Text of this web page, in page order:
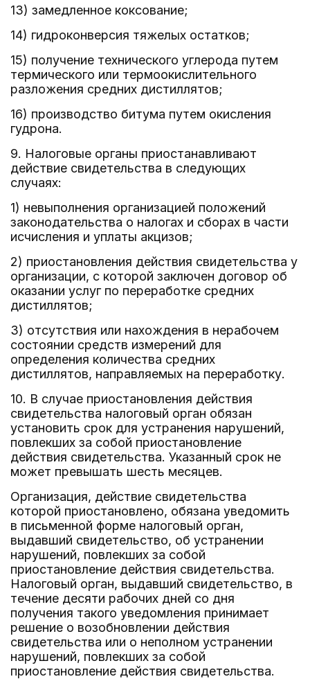
13) замедленное коксование;
14) гидроконверсия тяжелых остатков;
15) получение технического углерода путем
термического или термоокислительного
разложения средних дистиллятов;
16) производство битума путем окисления
гудрона.
9. Налоговые органы приостанавливают
действие свидетельства в следующих
случаях:
1) невыполнения организацией положений
законодательства о налогах и сборах в части
исчисления и уплаты акцизов;
2) приостановления действия свидетельства у
организации, с которой заключен договор об
оказании услуг по переработке средних
дистиллятов;
3) отсутствия или нахождения в нерабочем
состоянии средств измерений для
определения количества средних
дистиллятов, направляемых на переработку.
10. В случае приостановления действия
свидетельства налоговый орган обязан
установить срок для устранения нарушений,
повлекших за собой приостановление
действия свидетельства. Указанный срок не
может превышать шесть месяцев.
Организация, действие свидетельства
которой приостановлено, обязана уведомить
в письменной форме налоговый орган,
выдавший свидетельство, об устранении
нарушений, повлекших за собой
приостановление действия свидетельства.
Налоговый орган, выдавший свидетельство, в
течение десяти рабочих дней со дня
получения такого уведомления принимает
решение о возобновлении действия
свидетельства или о неполном устранении
нарушений, повлекших за собой
приостановление действия свидетельства.